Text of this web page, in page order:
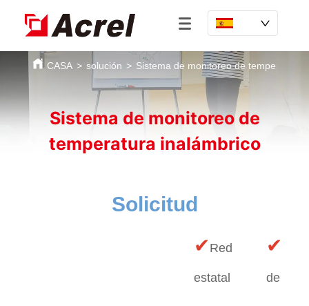
CASA > solución > Sistema de monitoreo de temperatura
Sistema de monitoreo de
temperatura inalámbrico